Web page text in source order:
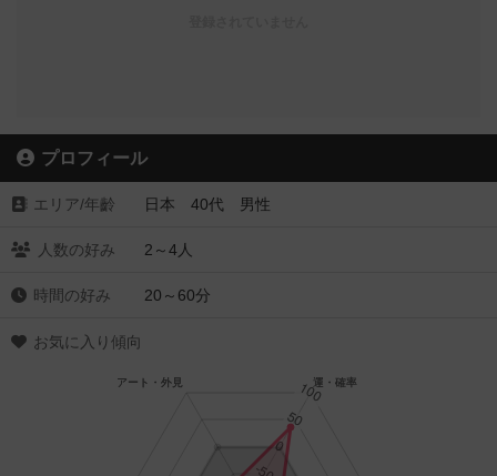
プロフィール
エリア/年齡 日本 40代 男性
人数の好み 2～4人
時間の好み 20～60分
お気に入り傾向